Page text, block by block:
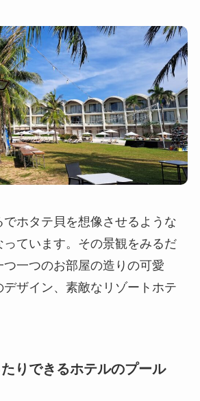
ホタテ貝を想像させるような
っています。その景観をみるだ
一つのお部屋の造りの可愛
ザイン、素敵なリゾートホテ
りできるホテルのプール